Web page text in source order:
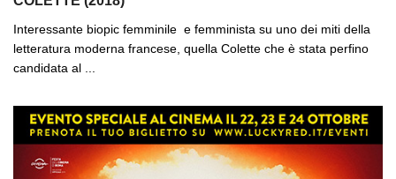
Interessante biopic femminile e femminista su uno dei miti della
letteratura moderna francese, quella Colette che è stata perfino
candidata al ...